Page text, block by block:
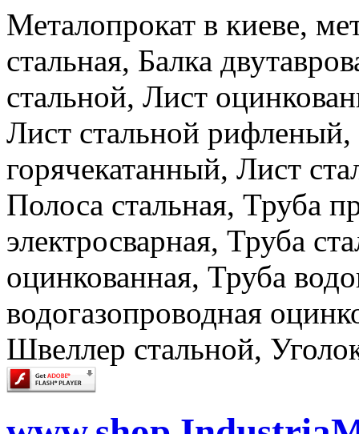
Металопрокат в киеве,
стальная, Балка
стальной, Лист
Лист стальной рифленый,
горячекатанный, Лист
Полоса стальная, Труба
электросварная, Труба
оцинкованная, Труба
водогазопроводная
Швеллер стальной,